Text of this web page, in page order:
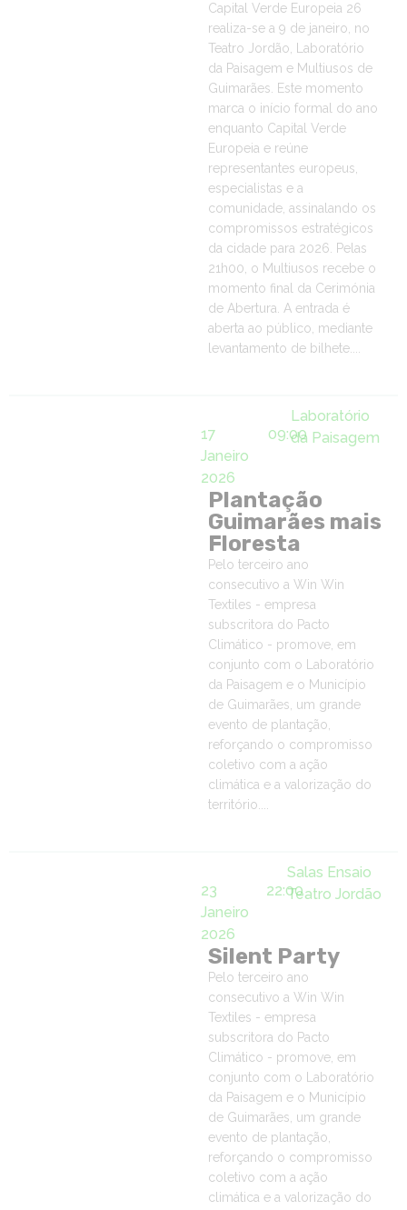
Capital Verde Europeia 26
realiza-se a 9 de janeiro, no
Teatro Jordão, Laboratório
da Paisagem e Multiusos de
Guimarães. Este momento
marca o início formal do ano
enquanto Capital Verde
Europeia e reúne
representantes europeus,
especialistas e a
comunidade, assinalando os
compromissos estratégicos
da cidade para 2026. Pelas
21h00, o Multiusos recebe o
momento final da Cerimónia
de Abertura. A entrada é
aberta ao público, mediante
levantamento de bilhete....
17
Janeiro
2026
09:00
Laboratório
da Paisagem
Plantação
Guimarães mais
Floresta
Pelo terceiro ano
consecutivo a Win Win
Textiles - empresa
subscritora do Pacto
Climático - promove, em
conjunto com o Laboratório
da Paisagem e o Município
de Guimarães, um grande
evento de plantação,
reforçando o compromisso
coletivo com a ação
climática e a valorização do
território....
23
Janeiro
2026
22:00
Salas Ensaio
Teatro Jordão
Silent Party
Pelo terceiro ano
consecutivo a Win Win
Textiles - empresa
subscritora do Pacto
Climático - promove, em
conjunto com o Laboratório
da Paisagem e o Município
de Guimarães, um grande
evento de plantação,
reforçando o compromisso
coletivo com a ação
climática e a valorização do